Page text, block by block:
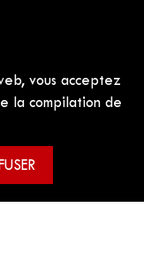
vous acceptez
la compilation de